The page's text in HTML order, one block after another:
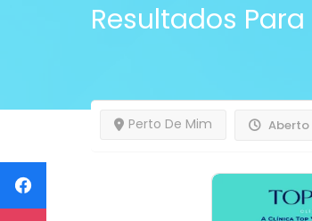
Resultados Para
Aberto
Perto De Mim